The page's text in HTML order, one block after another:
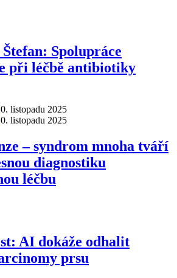
Spolupráce
při léčbě antibiotiky
listopadu 2025
listopadu 2025
–⁠ syndrom mnoha tváří
diagnostiku
léčbu
AI dokáže odhalit
prsu